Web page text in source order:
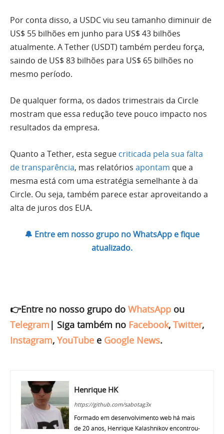
Por conta disso, a USDC viu seu tamanho diminuir de
US$ 55 bilhões em junho para US$ 43 bilhões
atualmente. A Tether (USDT) também perdeu força,
saindo de US$ 83 bilhões para US$ 65 bilhões no
mesmo período.
De qualquer forma, os dados trimestrais da Circle
mostram que essa redução teve pouco impacto nos
resultados da empresa.
Quanto a Tether, esta segue criticada pela sua falta
de transparência, mas relatórios apontam que a
mesma está com uma estratégia semelhante à da
Circle. Ou seja, também parece estar aproveitando a
alta de juros dos EUA.
🔔 Entre em nosso grupo no WhatsApp e fique
atualizado.
👉Entre no nosso grupo do WhatsApp ou
Telegram | Siga também no Facebook, Twitter,
Instagram, YouTube e Google News.
Henrique HK
https://github.com/sabotag3x
Formado em desenvolvimento web há mais
de 20 anos, Henrique Kalashnikov encontrou-